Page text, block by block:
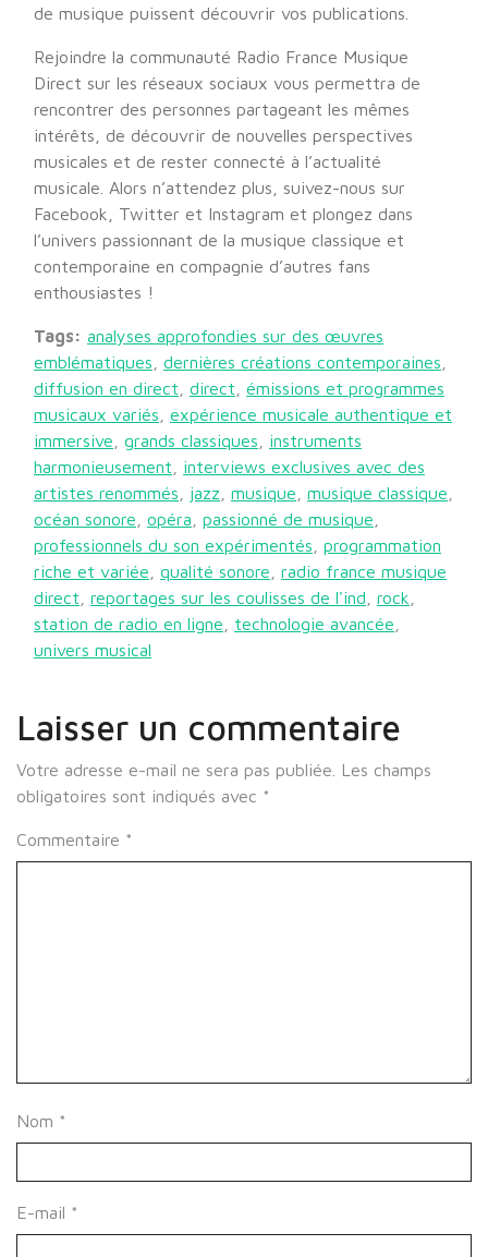
de musique puissent découvrir vos publications.
Rejoindre la communauté Radio France Musique
Direct sur les réseaux sociaux vous permettra de
rencontrer des personnes partageant les mêmes
intérêts, de découvrir de nouvelles perspectives
musicales et de rester connecté à l’actualité
musicale. Alors n’attendez plus, suivez-nous sur
Facebook, Twitter et Instagram et plongez dans
l’univers passionnant de la musique classique et
contemporaine en compagnie d’autres fans
enthousiastes !
Tags: analyses approfondies sur des œuvres
emblématiques
dernières créations contemporaines
diffusion en direct
direct
émissions et programmes
musicaux variés
expérience musicale authentique et
immersive
grands classiques
instruments
harmonieusement
interviews exclusives avec des
artistes renommés
jazz musique musique classique
océan sonore
opéra passionné de musique
professionnels du son expérimentés
programmation
riche et variée
qualité sonore
radio france musique
direct
reportages sur les coulisses de l'ind rock
station de radio en ligne
technologie avancée
univers musical
Laisser un commentaire
Votre adresse e-mail ne sera pas publiée.
Les champs
obligatoires sont indiqués avec *
Commentaire *
Nom *
E-mail *